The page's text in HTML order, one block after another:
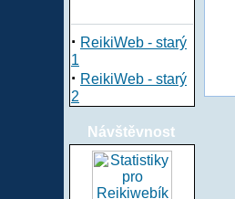
· ReikiWeb - starý
1
· ReikiWeb - starý
2
Návštěvnost